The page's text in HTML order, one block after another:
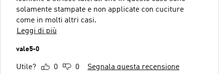
solamente stampate e non applicate con cuciture
come in molti altri casi.
Leggi di più
vale5-0
Utile? 0 0 Segnala questa recensione